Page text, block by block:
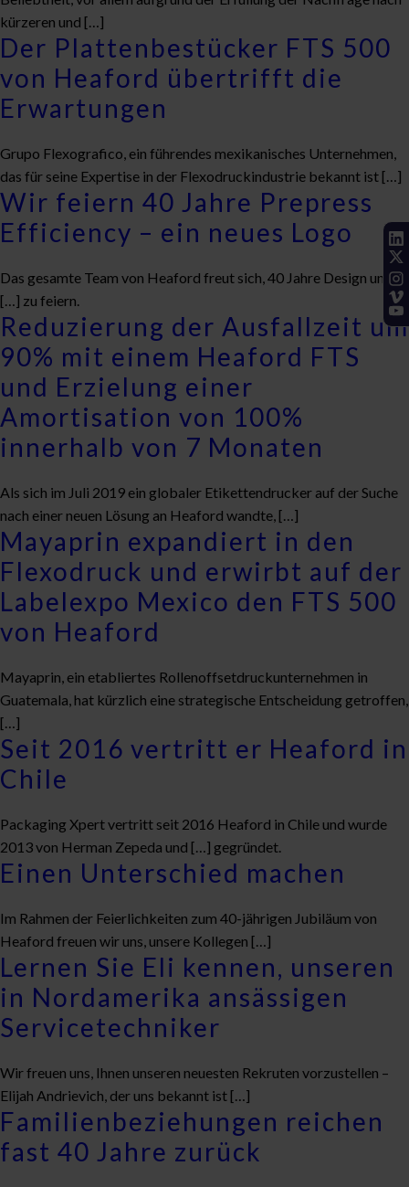
kürzeren und […]
Der Plattenbestücker FTS 500
von Heaford übertrifft die
Erwartungen
Grupo Flexografico, ein führendes mexikanisches Unternehmen,
das für seine Expertise in der Flexodruckindustrie bekannt ist […]
Wir feiern 40 Jahre Prepress
Efficiency – ein neues Logo
Das gesamte Team von Heaford freut sich, 40 Jahre Design und
[…] zu feiern.
Reduzierung der Ausfallzeit um
90% mit einem Heaford FTS
und Erzielung einer
Amortisation von 100%
innerhalb von 7 Monaten
Als sich im Juli 2019 ein globaler Etikettendrucker auf der Suche
nach einer neuen Lösung an Heaford wandte, […]
Mayaprin expandiert in den
Flexodruck und erwirbt auf der
Labelexpo Mexico den FTS 500
von Heaford
Mayaprin, ein etabliertes Rollenoffsetdruckunternehmen in
Guatemala, hat kürzlich eine strategische Entscheidung getroffen,
[…]
Seit 2016 vertritt er Heaford in
Chile
Packaging Xpert vertritt seit 2016 Heaford in Chile und wurde
2013 von Herman Zepeda und […] gegründet.
Einen Unterschied machen
Im Rahmen der Feierlichkeiten zum 40-jährigen Jubiläum von
Heaford freuen wir uns, unsere Kollegen […]
Lernen Sie Eli kennen, unseren
in Nordamerika ansässigen
Servicetechniker
Wir freuen uns, Ihnen unseren neuesten Rekruten vorzustellen –
Elijah Andrievich, der uns bekannt ist […]
Familienbeziehungen reichen
fast 40 Jahre zurück